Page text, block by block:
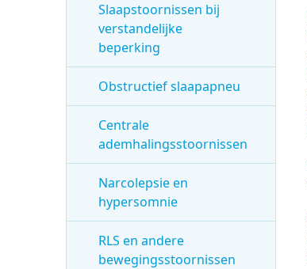
Slaapstoornissen bij
verstandelijke
beperking
Obstructief slaapapneu
Centrale
ademhalingsstoornissen
Narcolepsie en
hypersomnie
RLS en andere
bewegingsstoornissen